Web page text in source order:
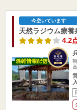
今空いています
天然ラジウム療
4.2